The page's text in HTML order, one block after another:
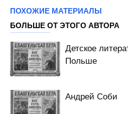
ПОХОЖИЕ МАТЕРИАЛЫ
БОЛЬШЕ ОТ ЭТОГО АВТОРА
Детское
Польше
Андрей Соби